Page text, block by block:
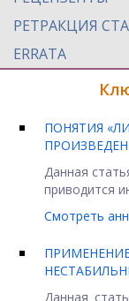
РЕТРАКЦИЯ
ERRATA
ПОНЯТИЯ
Данная
приводится
Смотреть
Данная